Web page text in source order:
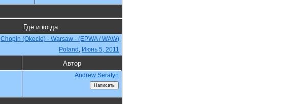
Где и когда
Chopin (Okecie) - Warsaw - (EPWA / WAW)
Poland , Июнь 5, 2011
Автор
Andrew Serafyn